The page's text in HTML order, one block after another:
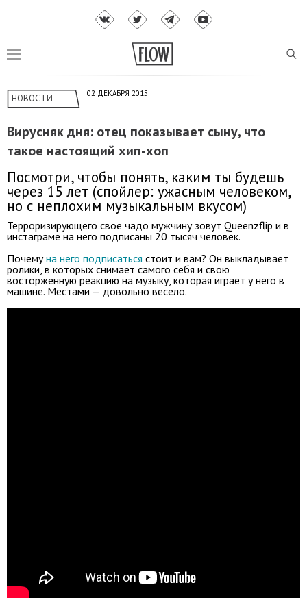
НОВОСТИ 02 ДЕКАБРЯ 2015
Вирусняк дня: отец показывает сыну, что
такое настоящий хип-хоп
Посмотри, чтобы понять, каким ты будешь
через 15 лет (спойлер: ужасным человеком,
но с неплохим музыкальным вкусом)
Терроризирующего свое чадо мужчину зовут Queenzflip и в
инстаграме на него подписаны 20 тысяч человек.
Почемуна него подписаться стоит и вам? Он выкладывает
ролики, в которых снимает самого себя и свою
восторженную реакцию на музыку, которая играет у него в
машине. Местами — довольно весело.